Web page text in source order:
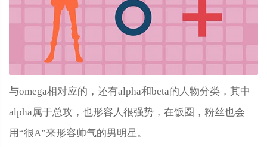
与omega相对应的，还有alpha和beta的人物分类，其中
alpha属于总攻，也形容人很强势，在饭圈，粉丝也会
用“很A”来形容帅气的男明星。